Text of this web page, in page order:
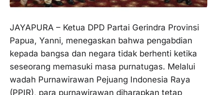
JAYAPURA – Ketua DPD Partai Gerindra Provinsi
Papua, Yanni, menegaskan bahwa pengabdian
kepada bangsa dan negara tidak berhenti ketika
seseorang memasuki masa purnatugas. Melalui
wadah Purnawirawan Pejuang Indonesia Raya
(PPIR), para purnawirawan diharapkan tetap